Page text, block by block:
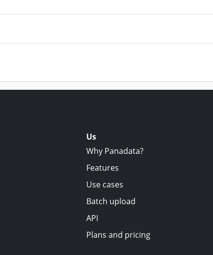
Us
Why Panadata?
Features
Use cases
Batch upload
API
Plans and pricing